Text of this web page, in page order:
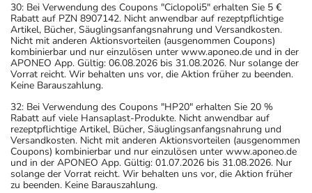
30: Bei Verwendung des Coupons "Ciclopoli5" erhalten Sie 5 €
Rabatt auf PZN 8907142. Nicht anwendbar auf rezeptpflichtige
Artikel, Bücher, Säuglingsanfangsnahrung und Versandkosten.
Nicht mit anderen Aktionsvorteilen (ausgenommen Coupons)
kombinierbar und nur einzulösen unter www.aponeo.de und in der
APONEO App. Gültig: 06.08.2026 bis 31.08.2026. Nur solange der
Vorrat reicht. Wir behalten uns vor, die Aktion früher zu beenden.
Keine Barauszahlung.
32: Bei Verwendung des Coupons "HP20" erhalten Sie 20 %
Rabatt auf viele Hansaplast-Produkte. Nicht anwendbar auf
rezeptpflichtige Artikel, Bücher, Säuglingsanfangsnahrung und
Versandkosten. Nicht mit anderen Aktionsvorteilen (ausgenommen
Coupons) kombinierbar und nur einzulösen unter www.aponeo.de
und in der APONEO App. Gültig: 01.07.2026 bis 31.08.2026. Nur
solange der Vorrat reicht. Wir behalten uns vor, die Aktion früher
zu beenden. Keine Barauszahlung.